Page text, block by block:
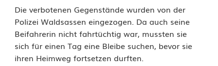
o
r
a
Die verbotenen Gegenstände wurden von der
Polizei Waldsassen eingezogen. Da auch seine
Beifahrerin nicht fahrtüchtig war, mussten sie
sich für einen Tag eine Bleibe suchen, bevor sie
ihren Heimweg fortsetzen durften.